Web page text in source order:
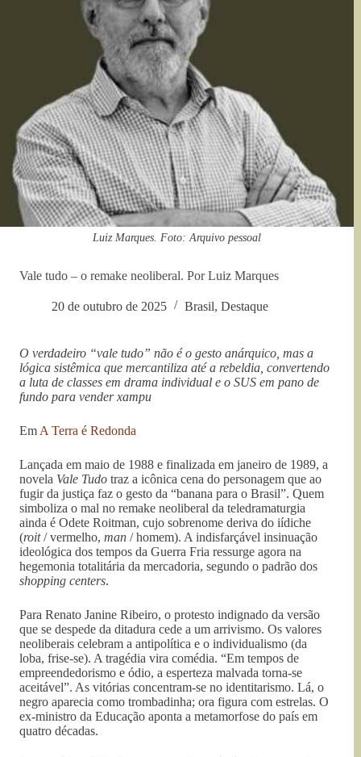
Luiz Marques. Foto: Arquivo pessoal
Vale tudo – o remake neoliberal. Por Luiz Marques
20 de outubro de 2025 Brasil, Destaque
O verdadeiro “vale tudo” não é o gesto anárquico, mas a
lógica sistêmica que mercantiliza até a rebeldia, convertendo
a luta de classes em drama individual e o SUS em pano de
fundo para vender xampu
Em A Terra é Redonda
Lançada em maio de 1988 e finalizada em janeiro de 1989, a
novela Vale Tudo traz a icônica cena do personagem que ao
fugir da justiça faz o gesto da “banana para o Brasil”. Quem
simboliza o mal no remake neoliberal da teledramaturgia
ainda é Odete Roitman, cujo sobrenome deriva do iídiche
(roit/ vermelho, man / homem). A indisfarçável insinuação
ideológica dos tempos da Guerra Fria ressurge agora na
hegemonia totalitária da mercadoria, segundo o padrão dos
shopping centers.
Para Renato Janine Ribeiro, o protesto indignado da versão
que se despede da ditadura cede a um arrivismo. Os valores
neoliberais celebram a antipolítica e o individualismo (da
loba, frise-se). A tragédia vira comédia. “Em tempos de
empreendedorismo e ódio, a esperteza malvada torna-se
aceitável”. As vitórias concentram-se no identitarismo. Lá, o
negro aparecia como trombadinha; ora figura com estrelas. O
ex-ministro da Educação aponta a metamorfose do país em
quatro décadas.